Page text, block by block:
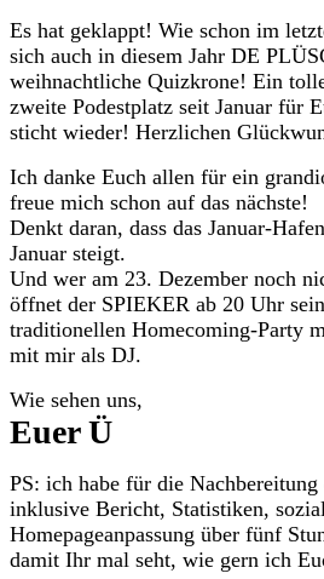
Es hat geklappt! Wie schon im
sich auch in diesem Jahr DE
weihnachtliche Quizkrone! Ein
zweite Podestplatz seit Januar für
sticht wieder! Herzlichen
Ich danke Euch allen für ein
freue mich schon auf das nächste!
Denkt daran, dass das Januar-
Januar steigt.
Und wer am 23. Dezember noch
öffnet der SPIEKER ab 20 Uhr
traditionellen Homecoming-Party
mit mir als DJ.
Wie sehen uns,
Euer Ü
PS: ich habe für die Nachbereitung
inklusive Bericht, Statistiken,
Homepageanpassung über fünf
damit Ihr mal seht, wie gern ich